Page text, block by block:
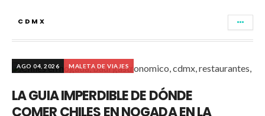
CDMX
AGO 04, 2026 MALETA DE VIAJES
LA GUIA IMPERDIBLE DE DÓNDE
COMER CHILES EN NOGADA EN LA